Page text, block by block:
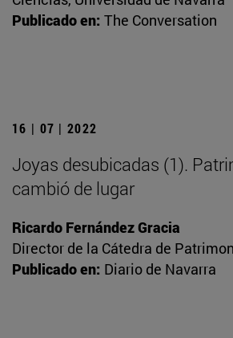
Publicado en: The Conversation
16 | 07 | 2022
Joyas desubicadas (1).
cambió de lugar
Ricardo Fernández Gracia
Director de la Cátedra de
Publicado en: Diario de Navarra